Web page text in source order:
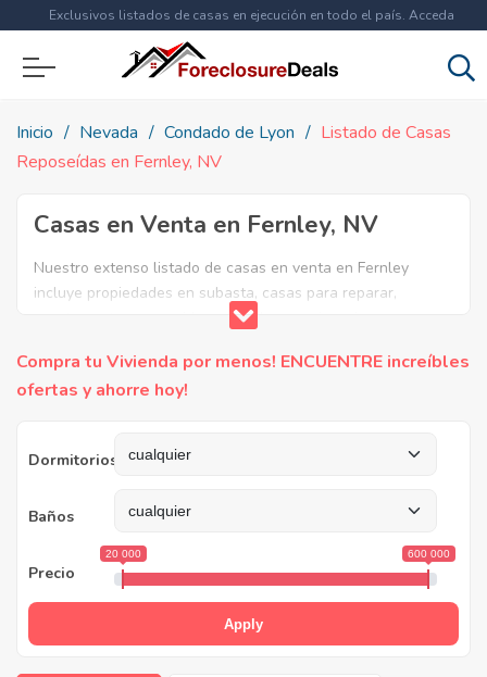
Exclusivos listados de casas en ejecución en todo el país. Acceda
ahora a
Inicio Nevada Condado de Lyon
Listado de Casas
Reposeídas en Fernley, NV
Casas en Venta en Fernley, NV
Nuestro extenso listado de casas en venta en Fernley
incluye propiedades en subasta, casas para reparar,
apartamentos reposeidos por el banco, ejecuciones
que necesita y aproveche estas increibles ofertas en Bienes
Raíces en Fernley, Nevada.
Compra tu Vivienda por menos! ENCUENTRE increíbles
ofertas y ahorre hoy!
Dormitorios
Baños
Precio
20 000 600 000
Apply